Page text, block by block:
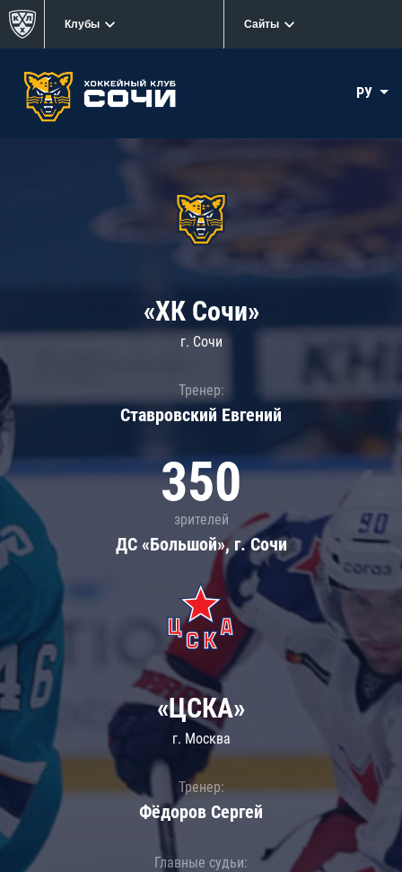
Клубы Сайты
РУ
«ХК Сочи»
г. Сочи
Тренер:
Ставровский Евгений
350
зрителей
ДС «Большой», г. Сочи
«ЦСКА»
г. Москва
Тренер:
Фёдоров Сергей
Главные судьи: